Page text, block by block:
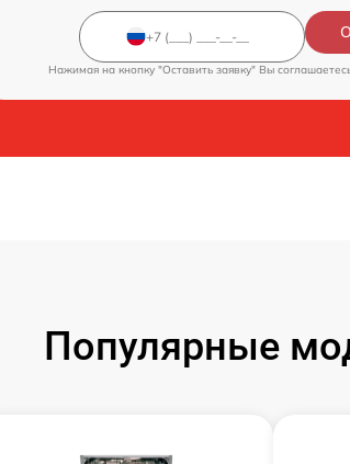
Нажимая на кнопку "Оставить заявку" Вы
Популярные